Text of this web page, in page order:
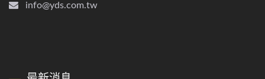
info@yds.com.tw